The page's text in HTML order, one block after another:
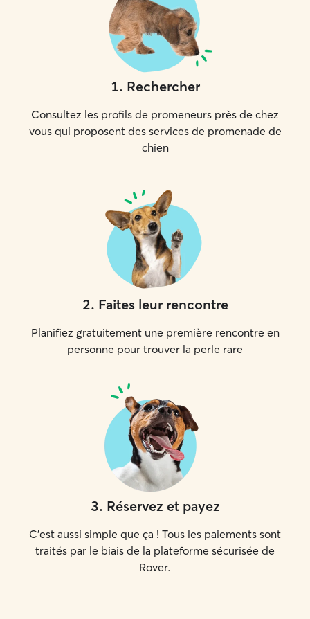
1. Rechercher
Consultez les profils de promeneurs près de chez
vous qui proposent des services de promenade de
chien
2. Faites leur rencontre
Planifiez gratuitement une première rencontre en
personne pour trouver la perle rare
3. Réservez et payez
C'est aussi simple que ça ! Tous les paiements sont
traités par le biais de la plateforme sécurisée de
Rover.